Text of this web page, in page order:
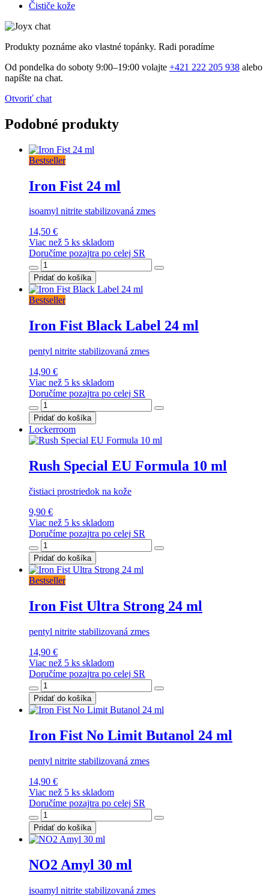
Čističe kože
Produkty poznáme ako vlastné topánky. Radi poradíme
Od pondelka do soboty 9:00–19:00 volajte +421 222 205 938 alebo
napíšte na chat.
Otvoriť chat
Podobné produkty
Bestseller
Iron Fist 24 ml
isoamyl nitrite stabilizovaná zmes
14,50 €
Viac než 5 ks skladom
Doručíme pozajtra po celej SR
Pridať do košíka
Bestseller
Iron Fist Black Label 24 ml
pentyl nitrite stabilizovaná zmes
14,90 €
Viac než 5 ks skladom
Doručíme pozajtra po celej SR
Pridať do košíka
Lockerroom
Rush Special EU Formula 10 ml
čistiaci prostriedok na kože
9,90 €
Viac než 5 ks skladom
Doručíme pozajtra po celej SR
Pridať do košíka
Bestseller
Iron Fist Ultra Strong 24 ml
pentyl nitrite stabilizovaná zmes
14,90 €
Viac než 5 ks skladom
Doručíme pozajtra po celej SR
Pridať do košíka
Iron Fist No Limit Butanol 24 ml
pentyl nitrite stabilizovaná zmes
14,90 €
Viac než 5 ks skladom
Doručíme pozajtra po celej SR
Pridať do košíka
NO2 Amyl 30 ml
isoamyl nitrite stabilizovaná zmes